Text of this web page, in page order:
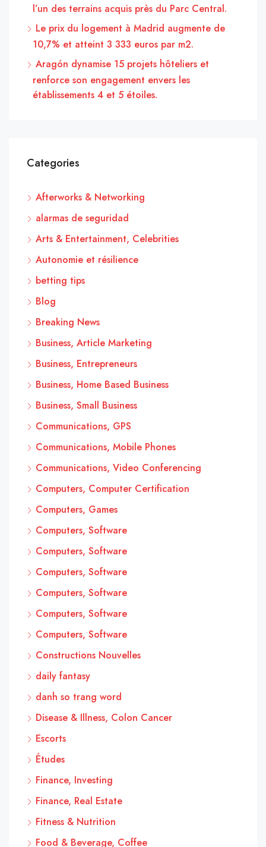
l’un des terrains acquis près du Parc Central.
Le prix du logement à Madrid augmente de
10,7% et atteint 3 333 euros par m2.
Aragón dynamise 15 projets hôteliers et
renforce son engagement envers les
établissements 4 et 5 étoiles.
Categories
Afterworks & Networking
alarmas de seguridad
Arts & Entertainment, Celebrities
Autonomie et résilience
betting tips
Blog
Breaking News
Business, Article Marketing
Business, Entrepreneurs
Business, Home Based Business
Business, Small Business
Communications, GPS
Communications, Mobile Phones
Communications, Video Conferencing
Computers, Computer Certification
Computers, Games
Computers, Software
Computers, Software
Computers, Software
Computers, Software
Computers, Software
Computers, Software
Constructions Nouvelles
daily fantasy
danh so trang word
Disease & Illness, Colon Cancer
Escorts
Études
Finance, Investing
Finance, Real Estate
Fitness & Nutrition
Food & Beverage, Coffee